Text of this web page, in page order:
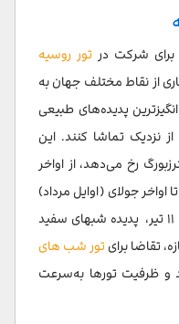
برای شرکت در تور روسیه
از نقاط مختلف جهان به
پدیده‌های طبیعی
نزدیک تماشا کنند. این
رخ می‌دهد، از اواخر
جولای (اوایل مرداد)
ادامه می‌یابد. در بازه زمانی ۲۱ خرداد تا ۱۱ تیر، پدیده شبهای سفید
تقاضا برای تور شب‌ های
و ظرفیت تورها به‌سرعت